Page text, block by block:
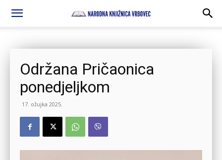
Održana Pričaonica
ponedjeljkom
17. ožujka 2025.